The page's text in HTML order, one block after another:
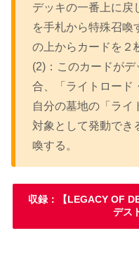
デッキの一番上に戻
を手札から特殊召喚
の上からカードを２
(2)：このカードが
合、「ライトロード
自分の墓地の「ライ
対象として発動でき
喚する。
収録：【LEGACY OF
デス